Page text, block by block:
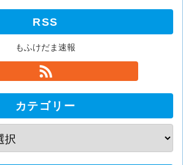
RSS
もふけだま速報
カテゴリー